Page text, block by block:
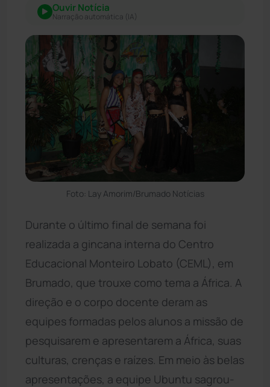
Ouvir Notícia
Narração automática (IA)
Foto: Lay Amorim/Brumado Notícias
Durante o último final de semana foi
realizada a gincana interna do Centro
Educacional Monteiro Lobato (CEML), em
Brumado, que trouxe como tema a África. A
direção e o corpo docente deram as
equipes formadas pelos alunos a missão de
pesquisarem e apresentarem a África, suas
culturas, crenças e raízes. Em meio às belas
apresentações, a equipe Ubuntu sagrou-